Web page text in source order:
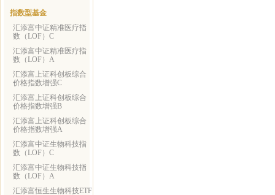
指数型基金
汇添富中证精准医疗指
数（LOF）C
汇添富中证精准医疗指
数（LOF）A
汇添富上证科创板综合
价格指数增强C
汇添富上证科创板综合
价格指数增强B
汇添富上证科创板综合
价格指数增强A
汇添富中证生物科技指
数（LOF）C
汇添富中证生物科技指
数（LOF）A
汇添富恒生生物科技ETF